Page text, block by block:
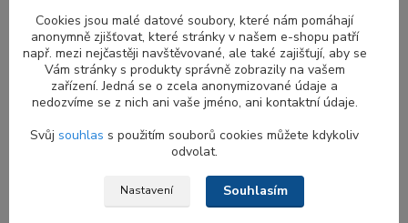
jednoduše při práci stisknutím kombinace funkčních kláves. Je
běžné, že řada modelů nabízí řadu úrovní podsvícení (typicky 25%,
50%, 75% a 100% podsvícení), což zaručuje pohodlné psaní i v
podmínkách se sníženou viditelností. Díky této funkcionalitě
můžete snadno přizpůsobit jas podsvícení okolnímu osvětlení, což
prostředí.
Záměna nepodsvícené klavesnice DELL za
Cookies jsou malé datové soubory, které nám pomáhají
anonymně zjišťovat, které stránky v našem e-shopu patří
např. mezi nejčastěji navštěvované, ale také zajišťují, aby se
Vám stránky s produkty správně zobrazily na vašem
zařízení. Jedná se o zcela anonymizované údaje a
nedozvíme se z nich ani vaše jméno, ani kontaktní údaje.
Svůj souhlas s použitím souborů cookies můžete kdykoliv
odvolat.
Nastavení Souhlasím